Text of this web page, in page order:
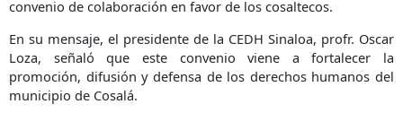
convenio de colaboración en favor de los cosaltecos.
En su mensaje, el presidente de la CEDH Sinaloa, profr. Oscar
Loza, señaló que este convenio viene a fortalecer la
promoción, difusión y defensa de los derechos humanos del
municipio de Cosalá.